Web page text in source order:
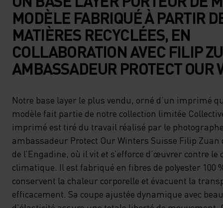
MODÈLE FABRIQUÉ À PARTIR
MATIÈRES RECYCLÉES, EN
COLLABORATION AVEC FILIP
AMBASSADEUR PROTECT OUR
Notre base layer le plus vendu, orné d’un imprimé
modèle fait partie de notre collection limitée
imprimé est tiré du travail réalisé par le
ambassadeur Protect Our Winters Suisse Filip Zuan
de l’Engadine, où il vit et s’efforce d’œuvrer contre
climatique. Il est fabriqué en fibres de polyester 100
conservent la chaleur corporelle et évacuent la
efficacement. Sa coupe ajustée dynamique avec